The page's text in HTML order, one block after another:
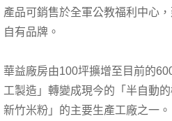
產品可銷售於全軍公教福利中心
自有品牌。
華益廠房由100坪擴增至目前的
工製造」轉變成現今的「半自動
新竹米粉」的主要生產工廠之一。